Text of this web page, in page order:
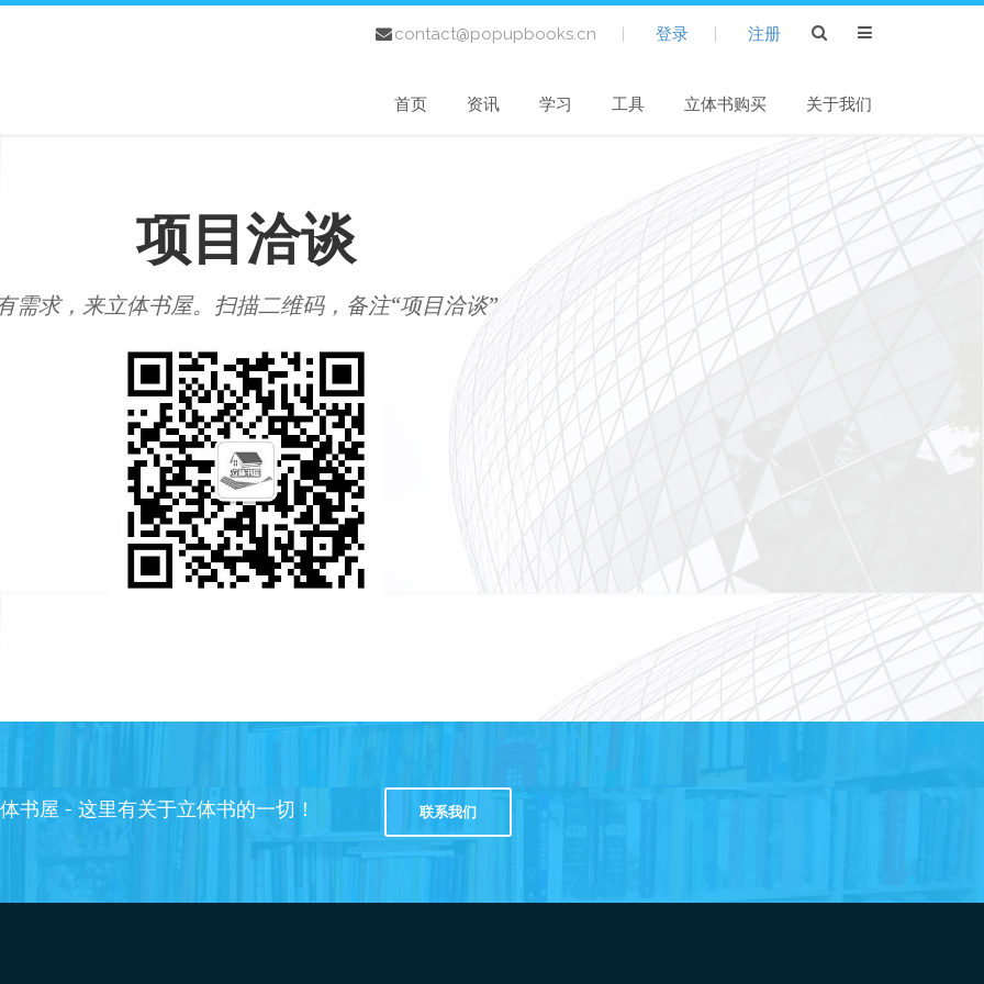
contact@popupbooks.cn | 登录 | 注册
首页 资讯 学习 工具 立体书购买 关于我们
项目洽谈
需求，来立体书屋。扫描二维码，备注“项目洽谈”
书屋 - 这里有关于立体书的一切！ 联系我们